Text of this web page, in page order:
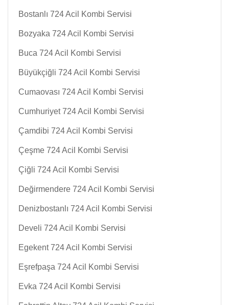
Bostanlı 724 Acil Kombi Servisi
Bozyaka 724 Acil Kombi Servisi
Buca 724 Acil Kombi Servisi
Büyükçiğli 724 Acil Kombi Servisi
Cumaovası 724 Acil Kombi Servisi
Cumhuriyet 724 Acil Kombi Servisi
Çamdibi 724 Acil Kombi Servisi
Çeşme 724 Acil Kombi Servisi
Çiğli 724 Acil Kombi Servisi
Değirmendere 724 Acil Kombi Servisi
Denizbostanlı 724 Acil Kombi Servisi
Develi 724 Acil Kombi Servisi
Egekent 724 Acil Kombi Servisi
Eşrefpaşa 724 Acil Kombi Servisi
Evka 724 Acil Kombi Servisi